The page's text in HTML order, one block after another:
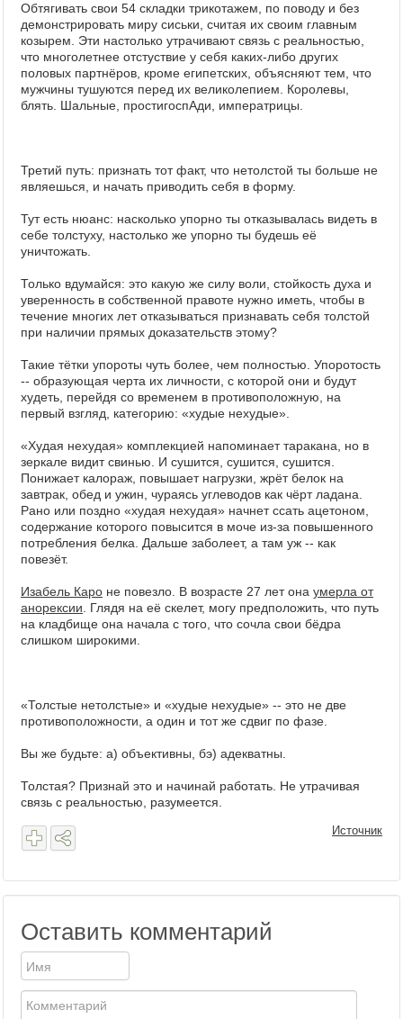
Обтягивать свои 54 складки трикотажем, по поводу и без
демонстрировать миру сиськи, считая их своим главным
козырем. Эти настолько утрачивают связь с реальностью,
что многолетнее отстуствие у себя каких-либо других
половых партнёров, кроме египетских, объясняют тем, что
мужчины тушуются перед их великолепием. Королевы,
блять. Шальные, простигоспАди, императрицы.
Третий путь: признать тот факт, что нетолстой ты больше не
являешься, и начать приводить себя в форму.
Тут есть нюанс: насколько упорно ты отказывалась видеть в
себе толстуху, настолько же упорно ты будешь её
уничтожать.
Только вдумайся: это какую же силу воли, стойкость духа и
уверенность в собственной правоте нужно иметь, чтобы в
течение многих лет отказываться признавать себя толстой
при наличии прямых доказательств этому?
Такие тётки упороты чуть более, чем полностью. Упоротость
-- образующая черта их личности, с которой они и будут
худеть, перейдя со временем в противоположную, на
первый взгляд, категорию: «худые нехудые».
«Худая нехудая» комплекцией напоминает таракана, но в
зеркале видит свинью. И сушится, сушится, сушится.
Понижает калораж, повышает нагрузки, жрёт белок на
завтрак, обед и ужин, чураясь углеводов как чёрт ладана.
Рано или поздно «худая нехудая» начнет ссать ацетоном,
содержание которого повысится в моче из-за повышенного
потребления белка. Дальше заболеет, а там уж -- как
повезёт.
Изабель Каро не повезло. В возрасте 27 лет она умерла от
анорексии . Глядя на её скелет, могу предположить, что путь
на кладбище она начала с того, что сочла свои бёдра
слишком широкими.
«Толстые нетолстые» и «худые нехудые» -- это не две
противоположности, а один и тот же сдвиг по фазе.
Вы же будьте: а) объективны, бэ) адекватны.
Толстая? Признай это и начинай работать. Не утрачивая
связь с реальностью, разумеется.
Источник
Оставить комментарий